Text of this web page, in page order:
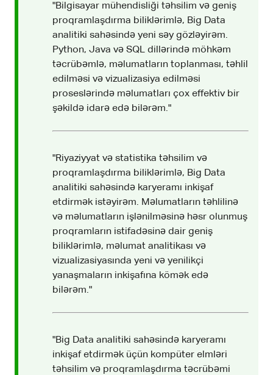
"Bilgisayar mühendisliği təhsilim və geniş
proqramlaşdırma biliklərimlə, Big Data
analitiki sahəsində yeni səy gözləyirəm.
Python, Java və SQL dillərində möhkəm
təcrübəmlə, məlumatların toplanması, təhlil
edilməsi və vizualizasiya edilməsi
proseslərində məlumatları çox effektiv bir
şəkildə idarə edə bilərəm."
"Riyaziyyat və statistika təhsilim və
proqramlaşdırma biliklərimlə, Big Data
analitiki sahəsində karyeramı inkişaf
etdirmək istəyirəm. Məlumatların təhlilinə
və məlumatların işlənilməsinə həsr olunmuş
proqramların istifadəsinə dair geniş
biliklərimlə, məlumat analitikası və
vizualizasiyasında yeni və yenilikçi
yanaşmaların inkişafına kömək edə
bilərəm."
"Big Data analitiki sahəsində karyeramı
inkişaf etdirmək üçün kompüter elmləri
təhsilim və proqramlaşdırma təcrübəmi